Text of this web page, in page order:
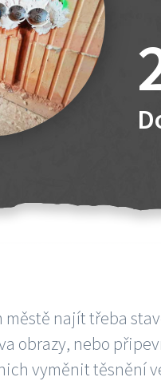
městě najít třeba
obrazy, nebo
vyměnit těsnění